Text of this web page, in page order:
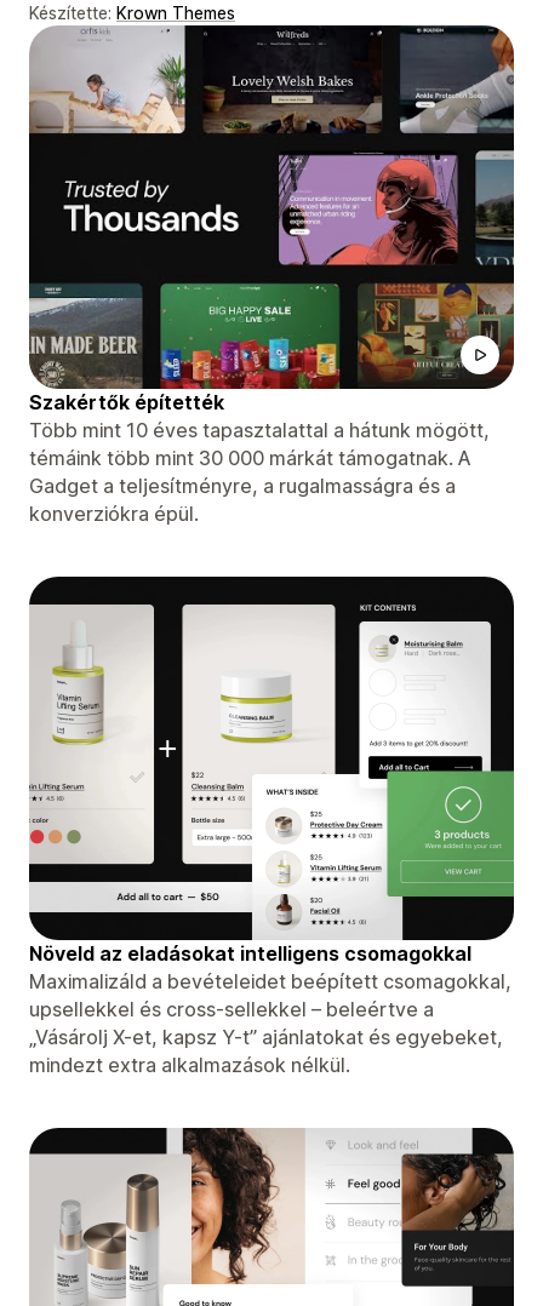
Készítette: Krown Themes
Szakértők építették
Több mint 10 éves tapasztalattal a hátunk mögött,
témáink több mint 30 000 márkát támogatnak. A
Gadget a teljesítményre, a rugalmasságra és a
konverziókra épül.
Növeld az eladásokat intelligens csomagokkal
Maximalizáld a bevételeidet beépített csomagokkal,
upsellekkel és cross-sellekkel – beleértve a
„Vásárolj X-et, kapsz Y-t” ajánlatokat és egyebeket,
mindezt extra alkalmazások nélkül.